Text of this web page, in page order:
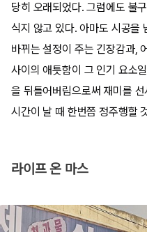
당히 오래되었다. 그럼에도 불
식지 않고 있다. 아마도 시공을
바뀌는 설정이 주는 긴장감과,
사이의 애틋함이 그 인기 요소
을 뒤틀어버림으로써 재미를
시간이 날 때 한번쯤 정주행할
라이프 온 마스